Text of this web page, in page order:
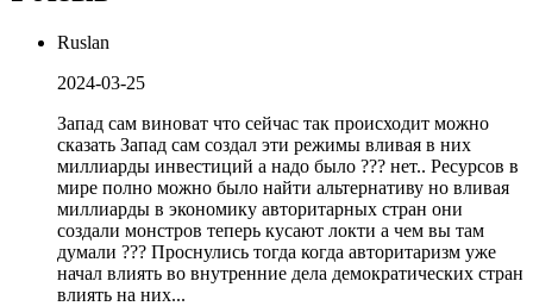
Ruslan
2024-03-25
Запад сам виноват что сейчас так происходит можно
сказать Запад сам создал эти режимы вливая в них
миллиарды инвестиций а надо было ??? нет.. Ресурсов в
мире полно можно было найти альтернативу но вливая
миллиарды в экономику авторитарных стран они
создали монстров теперь кусают локти а чем вы там
думали ??? Проснулись тогда когда авторитаризм уже
начал влиять во внутренние дела демократических стран
влиять на них...